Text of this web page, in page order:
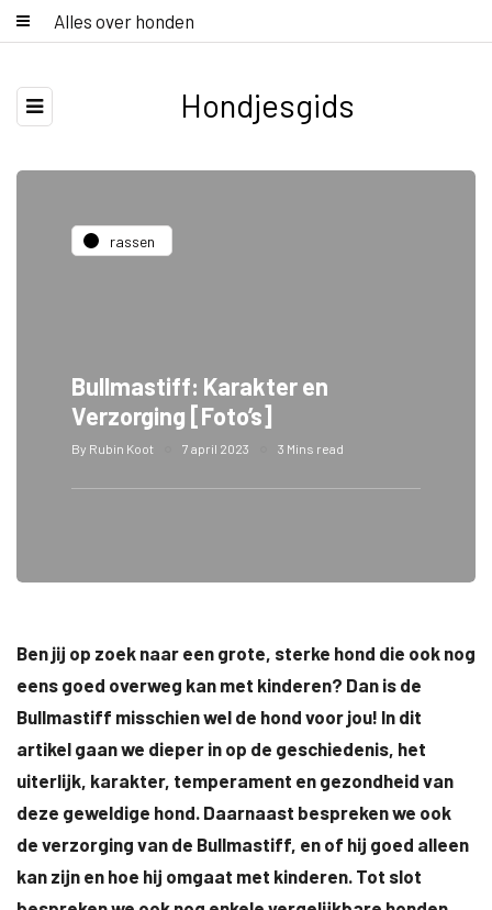
Alles over honden
Hondjesgids
rassen
Bullmastiff: Karakter en
Verzorging [Foto’s]
By Rubin Koot 7 april 2023 3 Mins read
Ben jij op zoek naar een grote, sterke hond die ook nog
eens goed overweg kan met kinderen? Dan is de
Bullmastiff misschien wel de hond voor jou! In dit
artikel gaan we dieper in op de geschiedenis, het
uiterlijk, karakter, temperament en gezondheid van
deze geweldige hond. Daarnaast bespreken we ook
de verzorging van de Bullmastiff, en of hij goed alleen
kan zijn en hoe hij omgaat met kinderen. Tot slot